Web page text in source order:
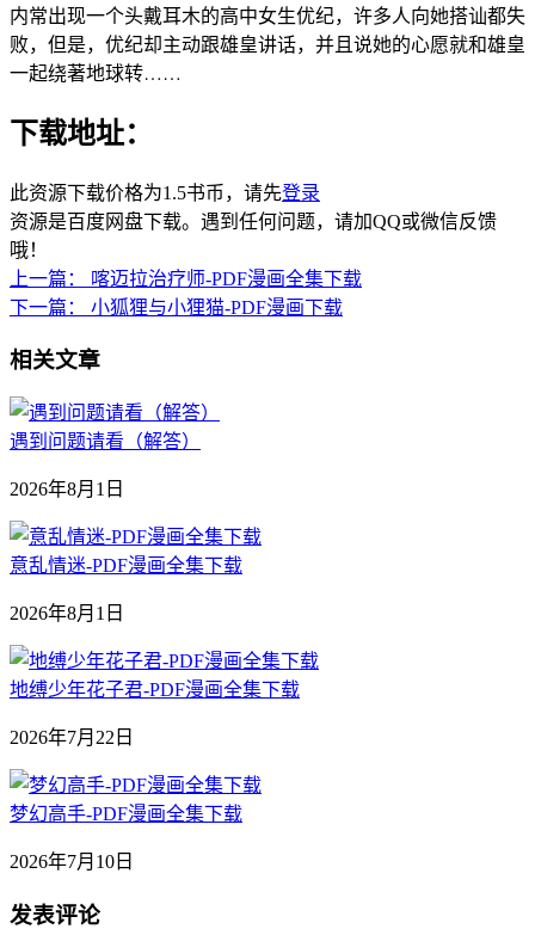
内常出现一个头戴耳木的高中女生优纪，许多人向她搭讪都失
败，但是，优纪却主动跟雄皇讲话，并且说她的心愿就和雄皇
一起绕著地球转……
下载地址：
此资源下载价格为1.5书币，请先登录
资源是百度网盘下载。遇到任何问题，请加QQ或微信反馈
哦！
上一篇：
喀迈拉治疗师-PDF漫画全集下载
下一篇：
小狐狸与小狸猫-PDF漫画下载
相关文章
遇到问题请看（解答）
2026年8月1日
意乱情迷-PDF漫画全集下载
2026年8月1日
地缚少年花子君-PDF漫画全集下载
2026年7月22日
梦幻高手-PDF漫画全集下载
2026年7月10日
发表评论